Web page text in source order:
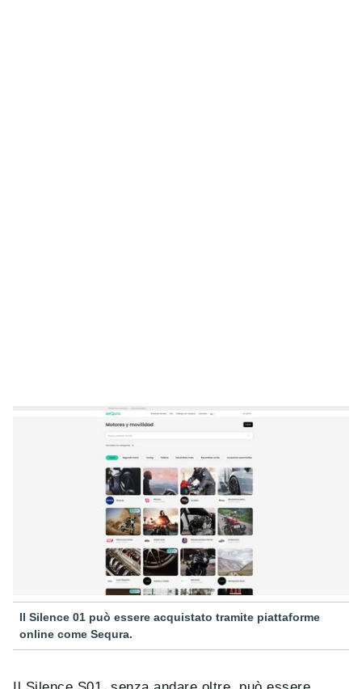
Il Silence 01 può essere acquistato tramite piattaforme
online come Sequra.